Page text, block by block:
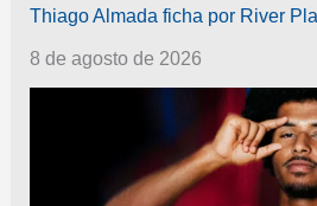
Thiago Almada ficha por River
8 de agosto de 2026